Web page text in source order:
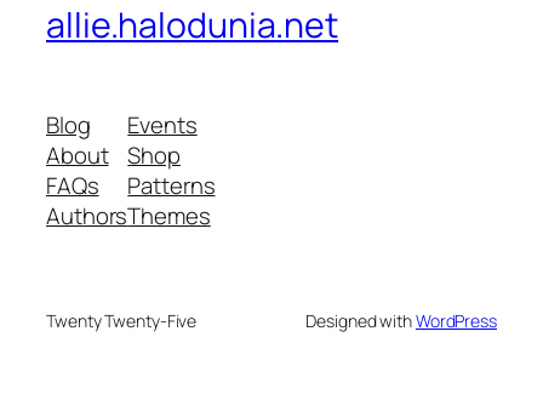
allie.halodunia.net
Blog
About
FAQs
Authors
Events
Shop
Patterns
Themes
Twenty Twenty-Five Designed withWordPress